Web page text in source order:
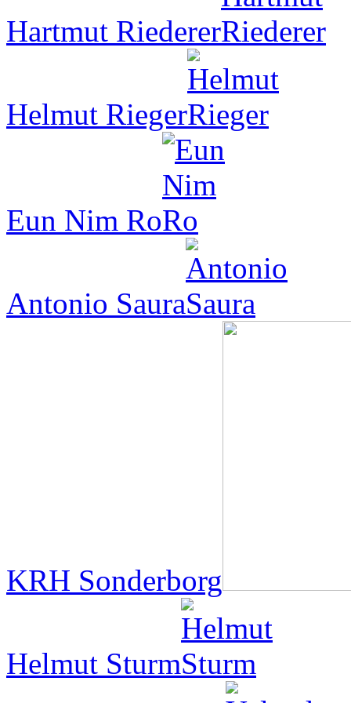
Hartmut Riederer
Helmut Rieger
Eun Nim Ro
Antonio Saura
KRH Sonderborg
Helmut Sturm